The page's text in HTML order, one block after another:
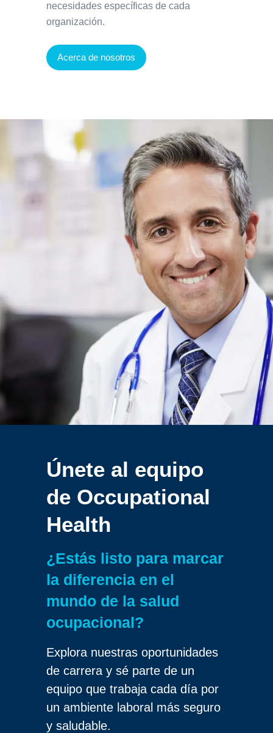
necesidades específicas de cada
organización.
Acerca de nosotros
Únete al equipo
de Occupational
Health
¿Estás listo para marcar
la diferencia en el
mundo de la salud
ocupacional?
Explora nuestras oportunidades
de carrera y sé parte de un
equipo que trabaja cada día por
un ambiente laboral más seguro
y saludable.